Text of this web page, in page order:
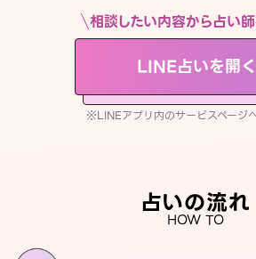
相談したい内容から占い
LINE占いを開く
※LINEアプリ内のサービスページ
占いの流れ
HOW TO